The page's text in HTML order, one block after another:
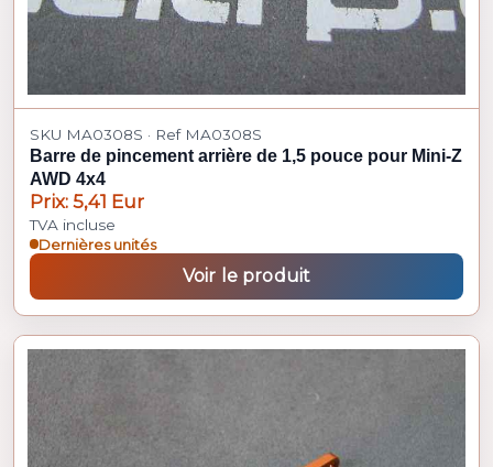
SKU MA0308S · Ref MA0308S
Barre de pincement arrière de 1,5 pouce pour Mini-Z
AWD 4x4
Prix: 5,41 Eur
TVA incluse
Dernières unités
Voir le produit